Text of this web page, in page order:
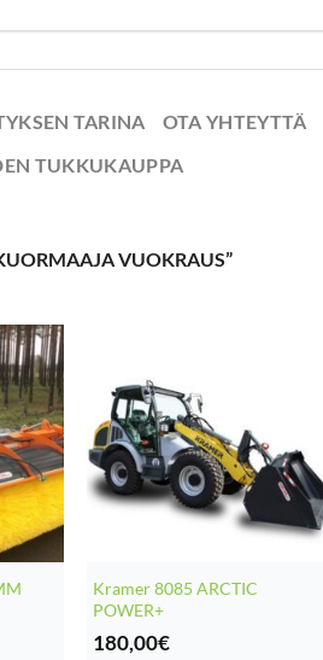
TARINA OTA YHTEYTTÄ
TUKKUKAUPPA
VUOKRAUS”
Kramer 8085 ARCTIC
POWER+
180,00€